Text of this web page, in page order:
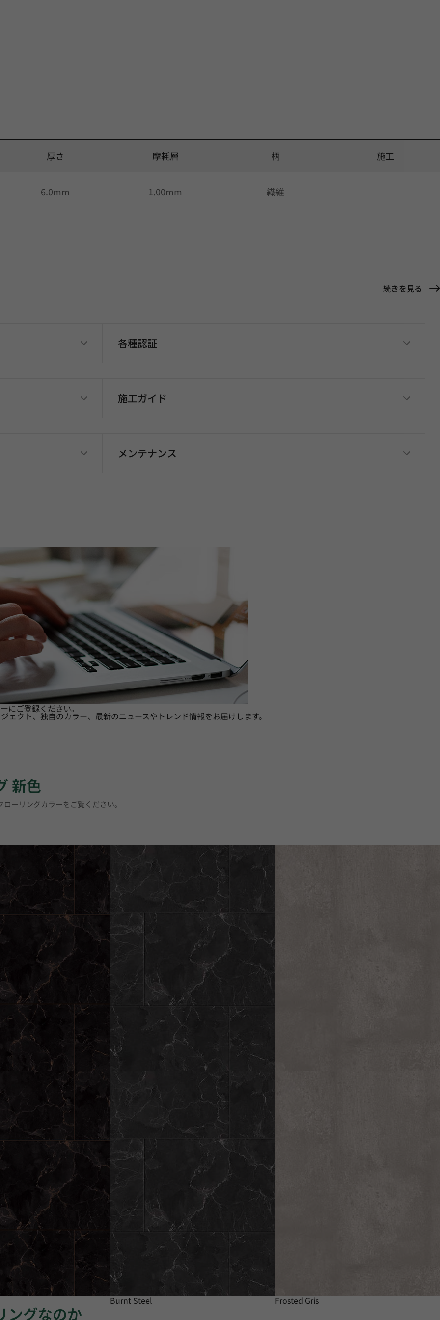
厚さ 摩耗層 柄 施工
6.0mm 1.00mm 繊維 -
続きを見る
各種認証
施工ガイド
メンテナンス
にご登録ください。
ェクト、独自のカラー、最新のニュースやトレンド情報をお届けします。
新色
ーリングカラーをご覧ください。
Burnt Steel Frosted Gris
ングなのか